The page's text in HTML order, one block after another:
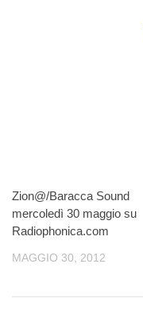
Zion@/Baracca Sound
mercoledì 30 maggio su
Radiophonica.com
MAGGIO 30, 2012